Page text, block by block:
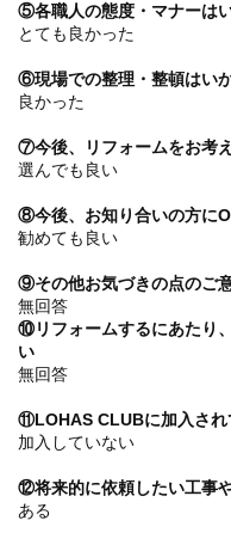
⑤各職人の態度・マナーは
とても良かった
⑥現場での整理・整頓はい
良かった
⑦今後、リフォームをお考
選んでも良い
⑧今後、お知り合いの方に
勧めても良い
⑨その他お気づきの点のご
無回答
⑩リフォームするにあたり
い
無回答
⑪LOHAS CLUBに加入され
加入していない
⑫将来的に依頼したい工事
ある